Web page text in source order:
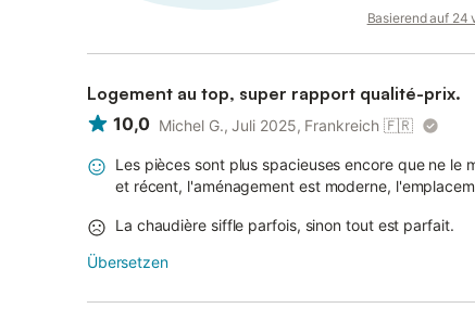
Basierend auf 24
Logement au top, super rapport qualité-prix.
10,0 Michel G., Juli 2025, Frankreich 🇫🇷
Les pièces sont plus spacieuses encore que ne
et récent, l'aménagement est moderne,
La chaudière siffle parfois, sinon tout est parfait.
Übersetzen